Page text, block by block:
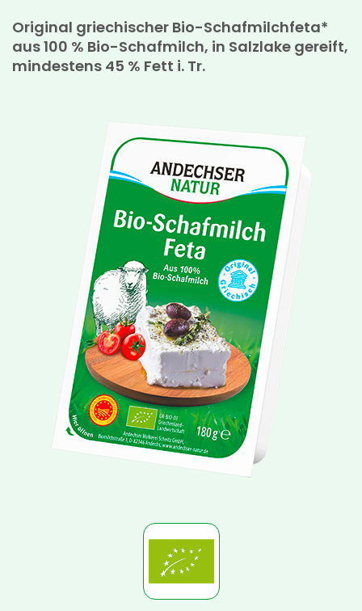
Original griechischer Bio-Schafmilchfeta*
aus 100 % Bio-Schafmilch, in Salzlake gereift,
mindestens 45 % Fett i. Tr.